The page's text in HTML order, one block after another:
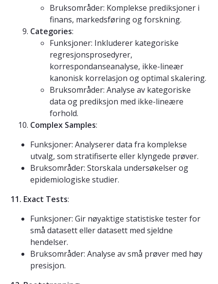
Bruksområder: Komplekse prediksjoner i
finans, markedsføring og forskning.
Categories:
Funksjoner: Inkluderer kategoriske
regresjonsprosedyrer,
korrespondanseanalyse, ikke-lineær
kanonisk korrelasjon og optimal skalering.
Bruksområder: Analyse av kategoriske
data og prediksjon med ikke-lineære
forhold.
Complex Samples:
Funksjoner: Analyserer data fra komplekse
utvalg, som stratifiserte eller klyngede prøver.
Bruksområder: Storskala undersøkelser og
epidemiologiske studier.
11. Exact Tests:
Funksjoner: Gir nøyaktige statistiske tester for
små datasett eller datasett med sjeldne
hendelser.
Bruksområder: Analyse av små prøver med høy
presisjon.